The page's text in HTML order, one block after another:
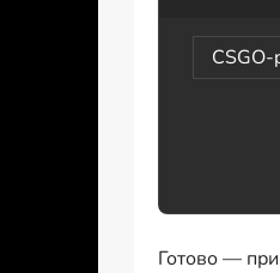
Готово —